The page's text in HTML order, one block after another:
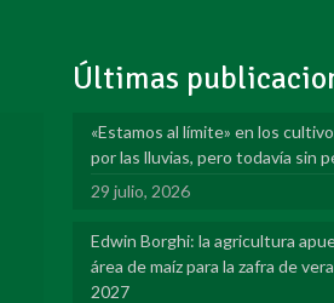
Últimas
«Estamos al límite» en los
por las lluvias, pero todavía sin
29 julio, 2026
Edwin Borghi: la agricultura
área de maíz para la zafra de
2027